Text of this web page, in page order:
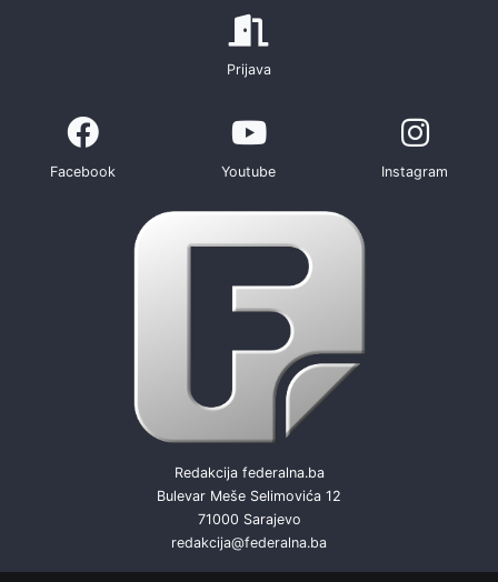
Prijava
Facebook Youtube Instagram
Redakcija federalna.ba
Bulevar Meše Selimovića 12
71000 Sarajevo
redakcija@federalna.ba